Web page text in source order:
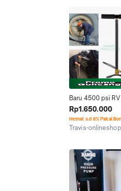
Baru 4500 psi
pcp stainless
Rp1.650.000
Hemat s.d 8% Pakai
Travis-onlineshop